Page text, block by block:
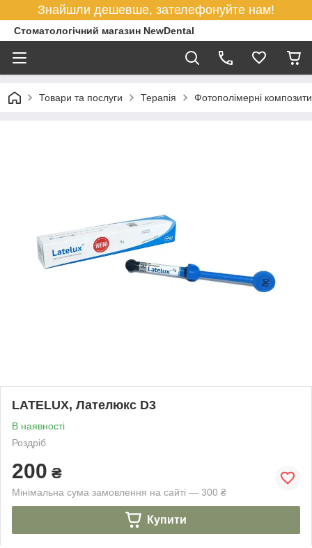
Знайшли дешевше, зателефонуйте нам!
Стоматологічний магазин NewDental
Товари та послуги Терапія Фотополімерні композити
LATELUX, Лателюкс D3
В наявності
Роздріб
200 ₴
Мінімальна сума замовлення на сайті — 300 ₴
Купити